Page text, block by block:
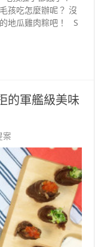
孩吃怎麼辦呢？ 沒
地瓜雞肉粽吧！ S
的軍艦級美味
案